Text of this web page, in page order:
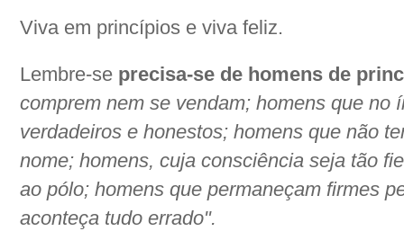
Viva em princípios e viva feliz.
Lembre-se precisa-se de homens de
comprem nem se vendam; homens que no
verdadeiros e honestos; homens que não
nome; homens, cuja consciência seja tão
ao pólo; homens que permaneçam firmes
aconteça tudo errado".